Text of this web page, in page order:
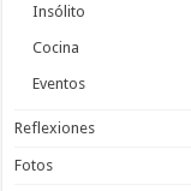
Insólito
Cocina
Eventos
Reflexiones
Fotos